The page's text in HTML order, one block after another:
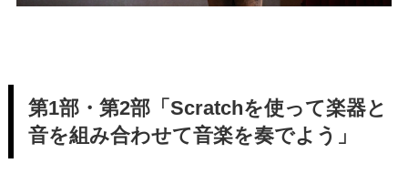
第1部・第2部「Scratchを使って楽器と
音を組み合わせて音楽を奏でよう」